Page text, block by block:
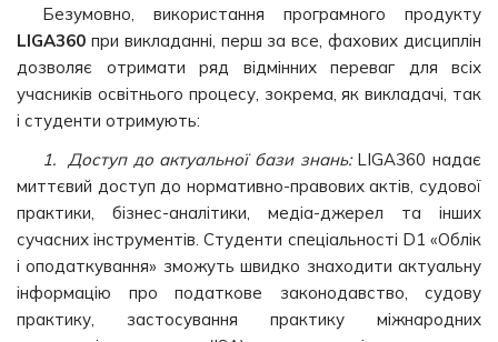
Безумовно, використання програмного продукту
LIGA360 при викладанні, перш за все, фахових дисциплін
дозволяє отримати ряд відмінних переваг для всіх
учасників освітнього процесу, зокрема, як викладачі, так
і студенти отримують:
1. Доступ до актуальної бази знань:LIGA360 надає
миттєвий доступ до нормативно-правових актів, судової
практики, бізнес-аналітики, медіа-джерел та інших
сучасних інструментів. Студенти спеціальності D1 «Облік
і оподаткування» зможуть швидко знаходити актуальну
інформацію про податкове законодавство, судову
практику, застосування практику міжнародних